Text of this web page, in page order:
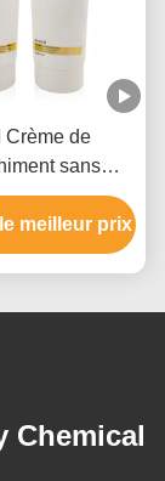
Crème de
sans
pour la couleur
avec de
d'ammonium
meilleur prix
Chemical